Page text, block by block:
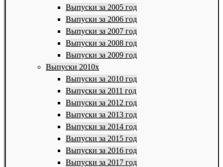
Выпуски за 2005 год
Выпуски за 2006 год
Выпуски за 2007 год
Выпуски за 2008 год
Выпуски за 2009 год
Выпуски 2010х
Выпуски за 2010 год
Выпуски за 2011 год
Выпуски за 2012 год
Выпуски за 2013 год
Выпуски за 2014 год
Выпуски за 2015 год
Выпуски за 2016 год
Выпуски за 2017 год